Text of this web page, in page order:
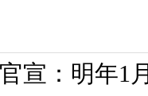
宣：明年1